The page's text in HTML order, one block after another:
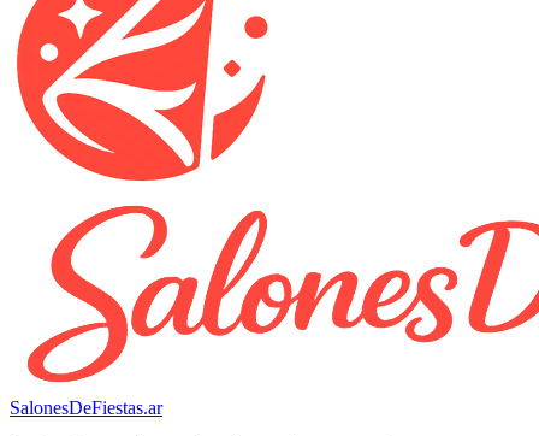
SalonesDeFiestas.ar